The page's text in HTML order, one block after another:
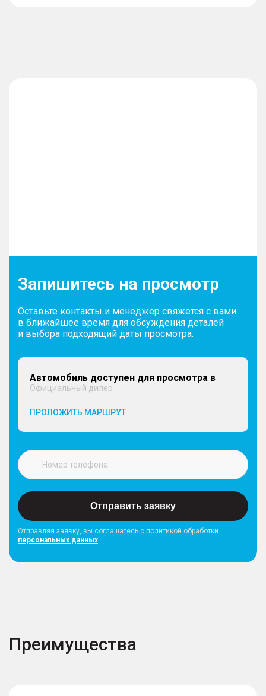
Запишитесь на просмотр
Оставьте контакты и менеджер свяжется с вами
в ближайшее время для обсуждения деталей
и выбора подходящий даты просмотра.
Автомобиль доступен для просмотра в
Официальный дилер
ПРОЛОЖИТЬ МАРШРУТ
Отправить заявку
Отправляя заявку, вы соглашатесь с политикой обработки
персональных данных
Преимущества